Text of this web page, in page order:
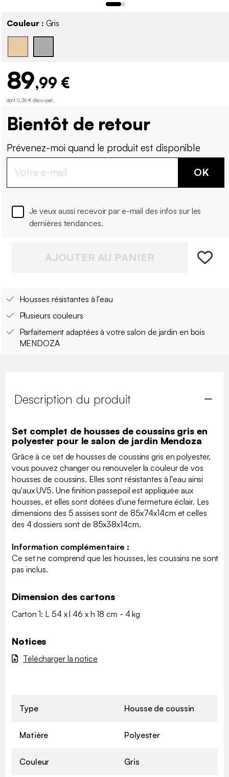
Couleur : Gris
89,99 €
dont 0,36 € d'éco-part
Bientôt de retour
Prévenez-moi quand le produit est disponible
OK
Je veux aussi recevoir par e-mail des infos sur les
dernières tendances.
AJOUTER AU PANIER
Housses résistantes à l'eau
Plusieurs couleurs
Parfaitement adaptées à votre salon de jardin en bois
MENDOZA
Description du produit
Set complet de housses de coussins gris en
polyester pour le salon de jardin Mendoza
Grâce à ce set de housses de coussins gris en polyester,
vous pouvez changer ou renouveler la couleur de vos
housses de coussins. Elles sont résistantes à l'eau ainsi
qu'aux UV5. Une finition passepoil est appliquée aux
housses, et elles sont dotées d'une fermeture éclair. Les
dimensions des 5 assises sont de 85x74x14cm et celles
des 4 dossiers sont de 85x38x14cm.
Information complémentaire :
Ce set ne comprend que les housses, les coussins ne sont
pas inclus.
Dimension des cartons
Carton 1: L 54 x l 46 x h 18 cm - 4 kg
Notices
Télécharger la notice
Type Housse de coussin
Matière Polyester
Couleur Gris